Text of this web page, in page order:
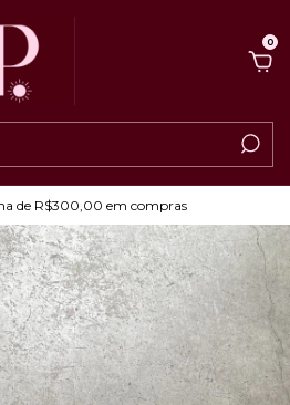
0
de R$300,00 em compras